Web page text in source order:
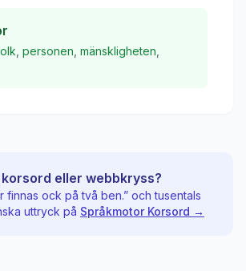
personen mänskligheten
eller webbkryss?
finnas ock på två ben.” och tusentals
uttryck på Språkmotor Korsord →